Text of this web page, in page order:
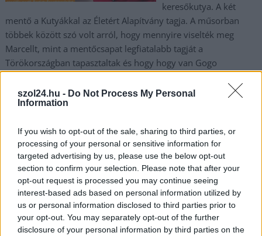
szol24.hu - Do Not Process My Personal
Information
If you wish to opt-out of the sale, sharing to third parties, or
processing of your personal or sensitive information for
targeted advertising by us, please use the below opt-out
section to confirm your selection. Please note that after your
opt-out request is processed you may continue seeing
interest-based ads based on personal information utilized by
us or personal information disclosed to third parties prior to
your opt-out. You may separately opt-out of the further
disclosure of your personal information by third parties on the
keresőkutya. A két
mentő a Kutyákkal az Életért Alapítvány tagja. A műsorban
többek között szó volt arról, hogy mennyire viselték meg
Marcellt, mint a mentőcsapat legfiatalabb tagját a
Törökországban tapasztaltak és hogy hogy van Gogo
TOVÁBB OLVASOM
JNSZ megyei hírek black,gogo, Kutyák Határok Nélkül,mező
marcell,szabó gábor
A köztársasági elnök elismerésben részesítette
a jászberényi mentőkutyásokat
2023.02.14. Tóth András
Novák Katalin